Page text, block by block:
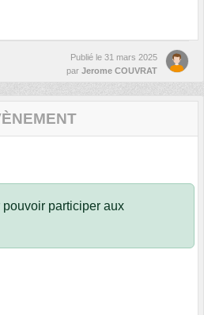
Publié le 31 mars 2025
par Jerome COUVRAT
pouvoir participer aux